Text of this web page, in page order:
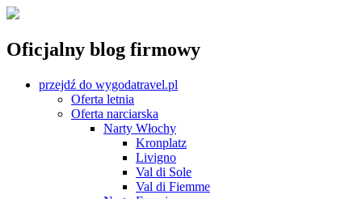
Oficjalny blog firmowy
przejdź do wygodatravel.pl
Oferta letnia
Oferta narciarska
Narty Włochy
Kronplatz
Livigno
Val di Sole
Val di Fiemme